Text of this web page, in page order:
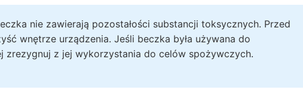
nie zawierają pozostałości substancji toksycznych. Przed
wnętrze urządzenia. Jeśli beczka była używana do
zrezygnuj z jej wykorzystania do celów spożywczych.